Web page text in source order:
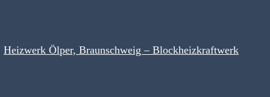
Heizwerk Ölper, Braunschweig – Blockheizkraftwerk